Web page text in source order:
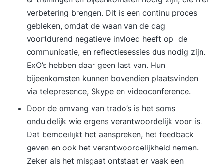
verbetering brengen. Dit is een continu proces
gebleken, omdat de waan van de dag
voortdurend negatieve invloed heeft op de
communicatie, en reflectiesessies dus nodig zijn.
ExO’s hebben daar geen last van. Hun
bijeenkomsten kunnen bovendien plaatsvinden
via telepresence, Skype en videoconference.
Door de omvang van trado’s is het soms
onduidelijk wie ergens verantwoordelijk voor is.
Dat bemoeilijkt het aanspreken, het feedback
geven en ook het verantwoordelijkheid nemen.
Zeker als het misgaat ontstaat er vaak een